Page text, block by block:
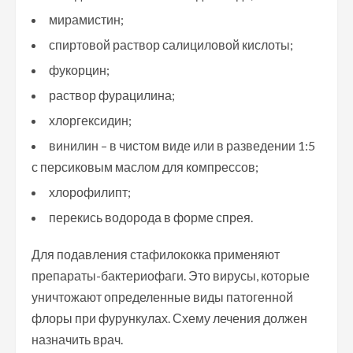
мирамистин;
спиртовой раствор салициловой кислоты;
фукорцин;
раствор фурацилина;
хлоргексидин;
винилин – в чистом виде или в разведении 1:5
с персиковым маслом для компрессов;
хлорофилипт;
перекись водорода в форме спрея.
Для подавления стафилококка применяют
препараты-бактериофаги. Это вирусы, которые
уничтожают определенные виды патогенной
флоры при фурункулах. Схему лечения должен
назначить врач.